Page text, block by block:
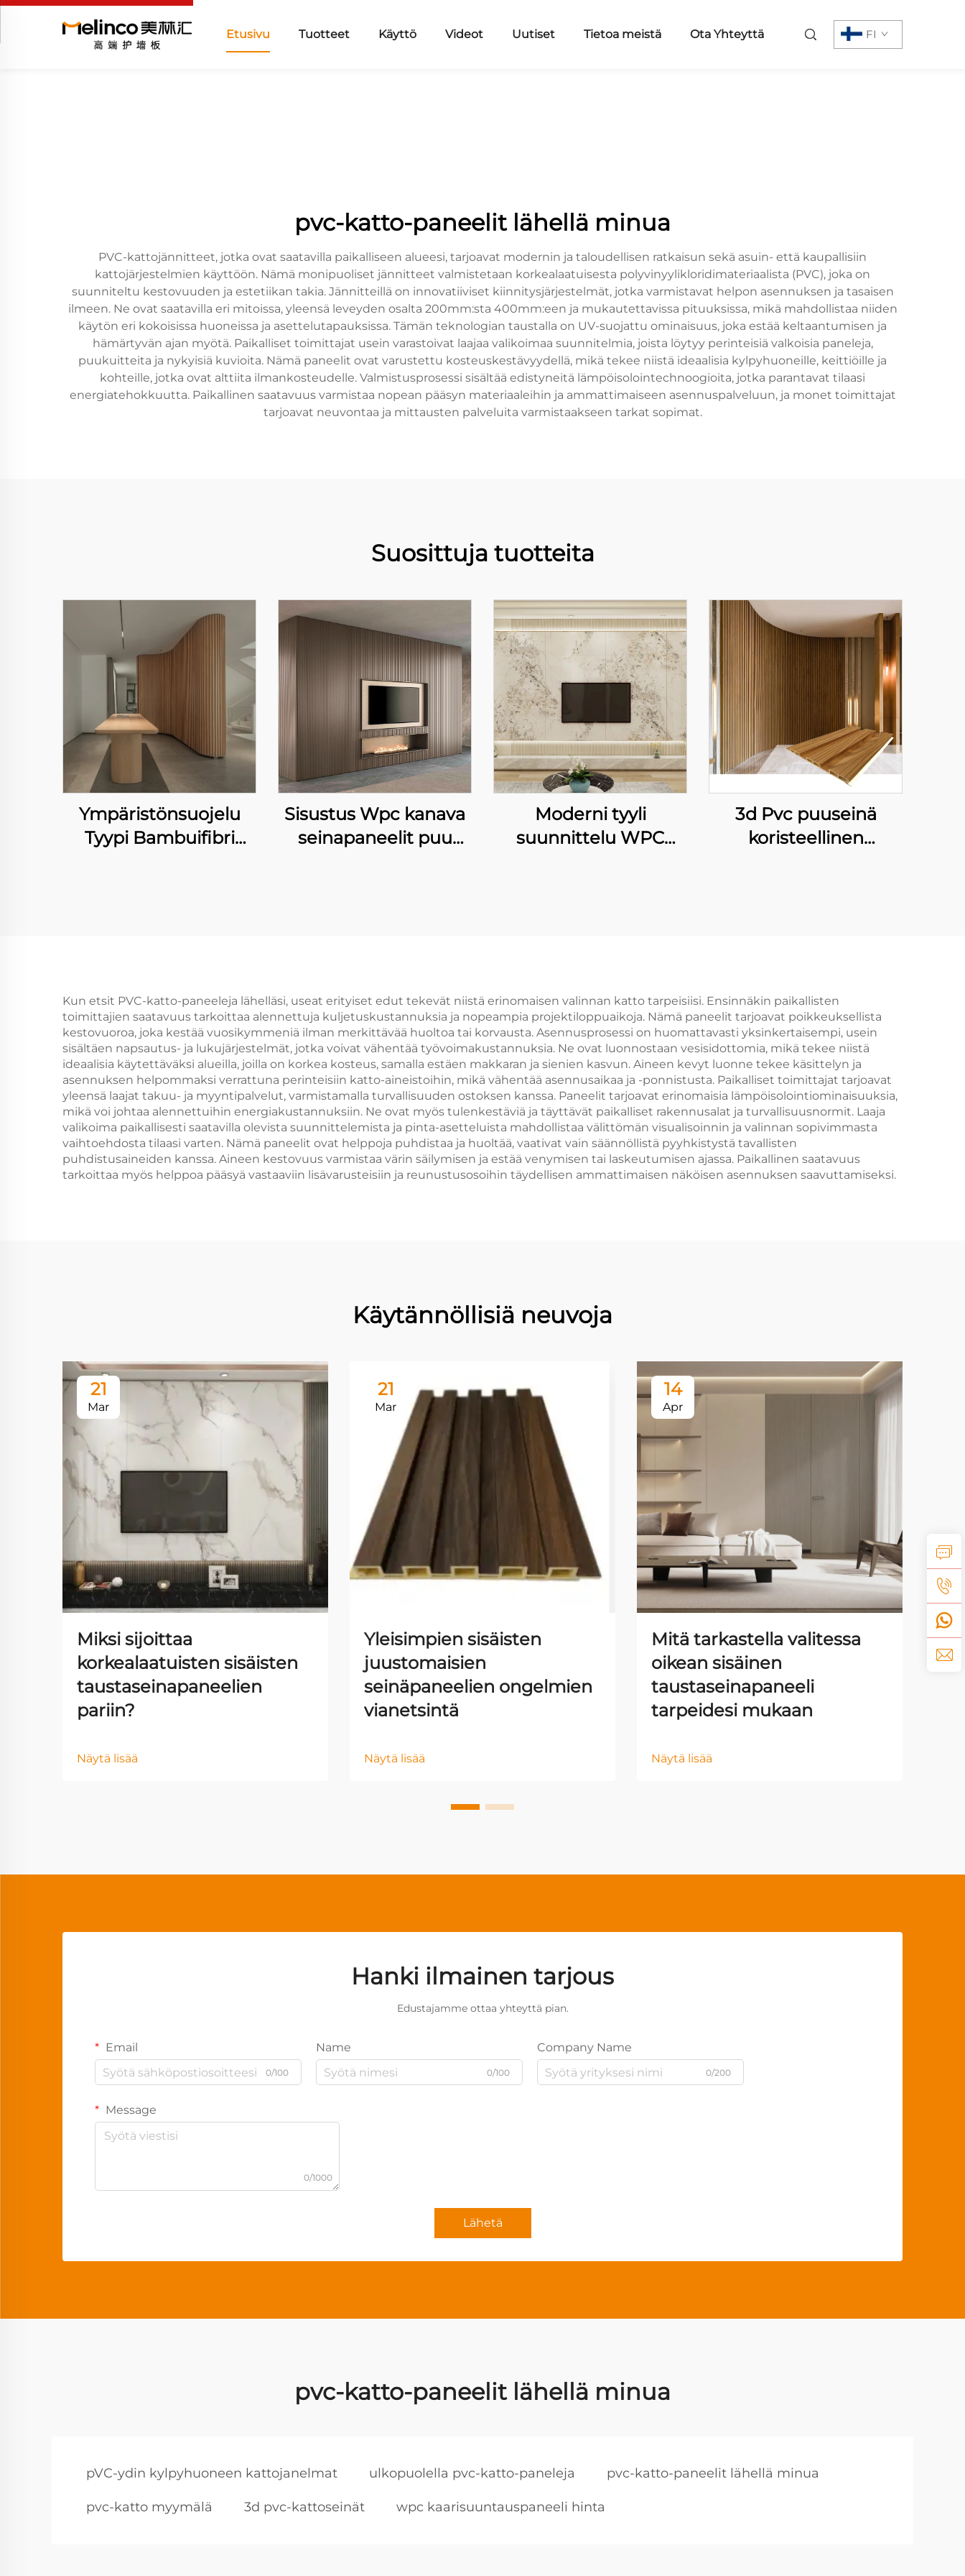
Etusivu Tuotteet Käyttö Videot Uutiset Tietoa meistä Ota Yhteyttä FI
pvc-katto-paneelit lähellä minua
PVC-kattojännitteet, jotka ovat saatavilla paikalliseen alueesi, tarjoavat modernin ja taloudellisen ratkaisun sekä asuin- että kaupallisiin
kattojärjestelmien käyttöön. Nämä monipuoliset jännitteet valmistetaan korkealaatuisesta polyvinyylikloridimateriaalista (PVC), joka on
suunniteltu kestovuuden ja estetiikan takia. Jännitteillä on innovatiiviset kiinnitysjärjestelmät, jotka varmistavat helpon asennuksen ja tasaisen
ilmeen. Ne ovat saatavilla eri mitoissa, yleensä leveyden osalta 200mm:sta 400mm:een ja mukautettavissa pituuksissa, mikä mahdollistaa niiden
käytön eri kokoisissa huoneissa ja asettelutapauksissa. Tämän teknologian taustalla on UV-suojattu ominaisuus, joka estää keltaantumisen ja
hämärtyvän ajan myötä. Paikalliset toimittajat usein varastoivat laajaa valikoimaa suunnitelmia, joista löytyy perinteisiä valkoisia paneleja,
puukuitteita ja nykyisiä kuvioita. Nämä paneelit ovat varustettu kosteuskestävyydellä, mikä tekee niistä ideaalisia kylpyhuoneille, keittiöille ja
kohteille, jotka ovat alttiita ilmankosteudelle. Valmistusprosessi sisältää edistyneitä lämpöisolointechnoogioita, jotka parantavat tilaasi
energiatehokkuutta. Paikallinen saatavuus varmistaa nopean pääsyn materiaaleihin ja ammattimaiseen asennuspalveluun, ja monet toimittajat
tarjoavat neuvontaa ja mittausten palveluita varmistaakseen tarkat sopimat.
Suosittuja tuotteita
Ympäristönsuojelu
Tyypi Bambuifibri
Sisustus Wpc kanava
seinapaneelit puu
Moderni tyyli
suunnittelu WPC
3d Pvc puuseinä
koristeellinen
Kun etsit PVC-katto-paneeleja lähelläsi, useat erityiset edut tekevät niistä erinomaisen valinnan katto tarpeisiisi. Ensinnäkin paikallisten
toimittajien saatavuus tarkoittaa alennettuja kuljetuskustannuksia ja nopeampia projektiloppuaikoja. Nämä paneelit tarjoavat poikkeuksellista
kestovuoroa, joka kestää vuosikymmeniä ilman merkittävää huoltoa tai korvausta. Asennusprosessi on huomattavasti yksinkertaisempi, usein
sisältäen napsautus- ja lukujärjestelmät, jotka voivat vähentää työvoimakustannuksia. Ne ovat luonnostaan vesisidottomia, mikä tekee niistä
ideaalisia käytettäväksi alueilla, joilla on korkea kosteus, samalla estäen makkaran ja sienien kasvun. Aineen kevyt luonne tekee käsittelyn ja
asennuksen helpommaksi verrattuna perinteisiin katto-aineistoihin, mikä vähentää asennusaikaa ja -ponnistusta. Paikalliset toimittajat tarjoavat
yleensä laajat takuu- ja myyntipalvelut, varmistamalla turvallisuuden ostoksen kanssa. Paneelit tarjoavat erinomaisia lämpöisolointiominaisuuksia,
mikä voi johtaa alennettuihin energiakustannuksiin. Ne ovat myös tulenkestäviä ja täyttävät paikalliset rakennusalat ja turvallisuusnormit. Laaja
valikoima paikallisesti saatavilla olevista suunnittelemista ja pinta-asetteluista mahdollistaa välittömän visualisoinnin ja valinnan sopivimmasta
vaihtoehdosta tilaasi varten. Nämä paneelit ovat helppoja puhdistaa ja huoltää, vaativat vain säännöllistä pyyhkistystä tavallisten
puhdistusaineiden kanssa. Aineen kestovuus varmistaa värin säilymisen ja estää venymisen tai laskeutumisen ajassa. Paikallinen saatavuus
tarkoittaa myös helppoa pääsyä vastaaviin lisävarusteisiin ja reunustusosoihin täydellisen ammattimaisen näköisen asennuksen saavuttamiseksi.
Käytännöllisiä neuvoja
21
Mar
Miksi sijoittaa
korkealaatuisten sisäisten
taustaseinapaneelien
pariin?
Näytä lisää
21
Mar
Yleisimpien sisäisten
juustomaisien
seinäpaneelien ongelmien
vianetsintä
Näytä lisää
14
Apr
Mitä tarkastella valitessa
oikean sisäinen
taustaseinapaneeli
tarpeidesi mukaan
Näytä lisää
Hanki ilmainen tarjous
Edustajamme ottaa yhteyttä pian.
Email
0/100
Name
0/100
Company Name
0/200
Message
0/1000
Lähetä
pvc-katto-paneelit lähellä minua
pVC-ydin kylpyhuoneen kattojanelmat ulkopuolella pvc-katto-paneleja pvc-katto-paneelit lähellä minua
pvc-katto myymälä 3d pvc-kattoseinät wpc kaarisuuntauspaneeli hinta